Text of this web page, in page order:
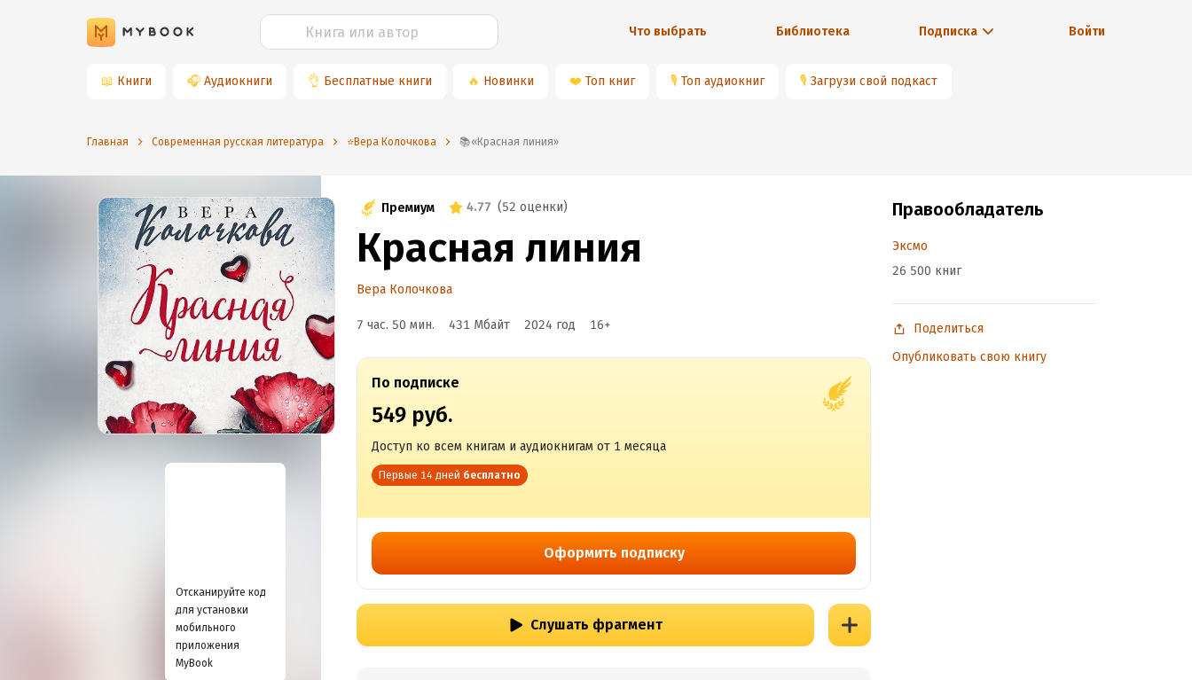
Что выбрать Библиотека Подписка Войти
📖 Книги 🎧 Аудиокниги 👌 Бесплатные книги 🔥 Новинки ❤️ Топ книг 🎙 Топ аудиокниг 🎙 Загрузи свой подкаст
Главная Современная русская литература ⭐️Вера Колочкова 📚«Красная линия»
Отсканируйте код
для установки
мобильного
приложения
MyBook
Премиум 4.77 (52 оценки)
Красная линия
Вера Колочкова
7 час. 50 мин. 431 Мбайт 2024 год 16+
По подписке
549 руб.
Доступ ко всем книгам и аудиокнигам от 1 месяца
Первые 14 дней бесплатно
Оформить подписку
Слушать фрагмент
Правообладатель
Эксмо
26 500 книг
Поделиться
Опубликовать свою книгу